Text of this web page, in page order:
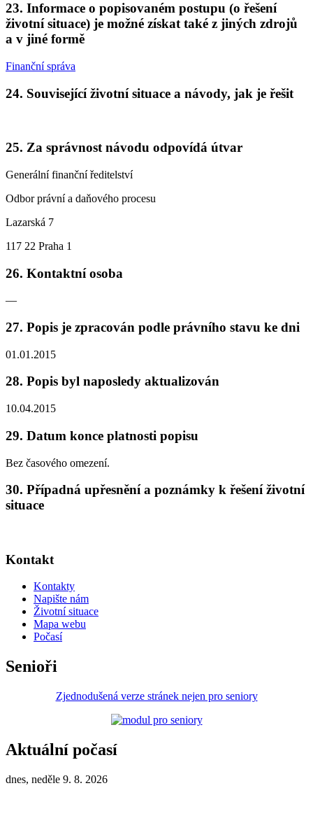
23. Informace o popisovaném postupu (o řešení
životní situace) je možné získat také z jiných zdrojů
a v jiné formě
Finanční správa
24. Související životní situace a návody, jak je řešit
25. Za správnost návodu odpovídá útvar
Generální finanční ředitelství
Odbor právní a daňového procesu
Lazarská 7
117 22 Praha 1
26. Kontaktní osoba
—
27. Popis je zpracován podle právního stavu ke dni
01.01.2015
28. Popis byl naposledy aktualizován
10.04.2015
29. Datum konce platnosti popisu
Bez časového omezení.
30. Případná upřesnění a poznámky k řešení životní
situace
Kontakt
Kontakty
Napište nám
Životní situace
Mapa webu
Počasí
Senioři
Zjednodušená verze stránek nejen pro seniory
Aktuální počasí
dnes, neděle 9. 8. 2026